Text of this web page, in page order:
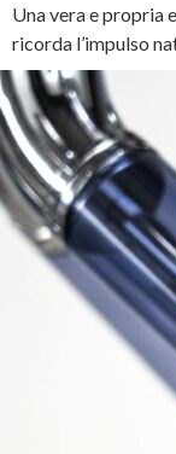
Una vera e propria
ricorda l’impulso